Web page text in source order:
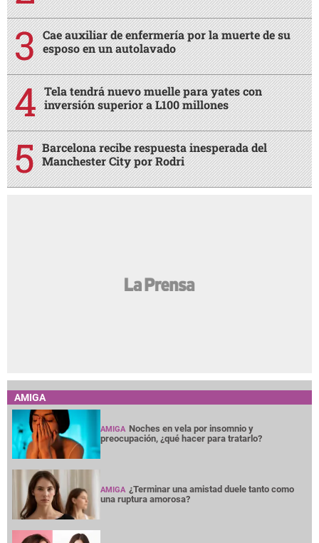
Cae auxiliar de enfermería por la muerte de su
esposo en un autolavado
Tela tendrá nuevo muelle para yates con
inversión superior a L100 millones
Barcelona recibe respuesta inesperada del
Manchester City por Rodri
AMIGA
AMIGA Noches en vela por insomnio y
preocupación, ¿qué hacer para tratarlo?
AMIGA ¿Terminar una amistad duele tanto como
una ruptura amorosa?